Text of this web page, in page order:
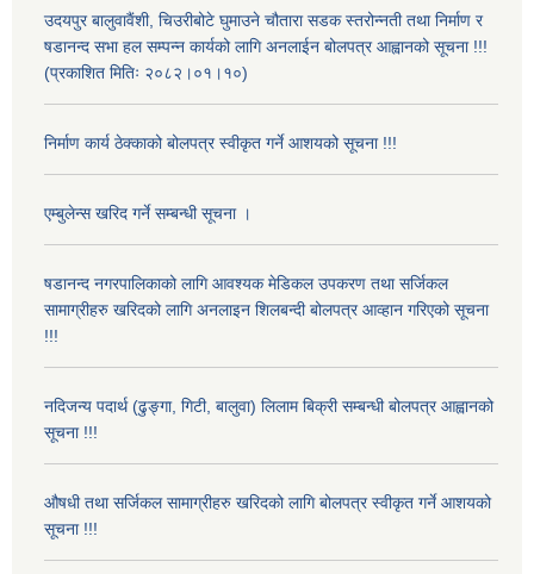
उदयपुर बालुवावैंशी, चिउरीबोटे घुमाउने चौतारा सडक स्तरोन्नती तथा निर्माण र
षडानन्द सभा हल सम्पन्न कार्यको लागि अनलाईन बोलपत्र आह्वानको सूचना !!!
(प्रकाशित मितिः २०८२।०१।१०)
निर्माण कार्य ठेक्काको बोलपत्र स्वीकृत गर्ने आशयको सूचना !!!
एम्बुलेन्स खरिद गर्ने सम्बन्धी सूचना ।
षडानन्द नगरपालिकाको लागि आवश्यक मेडिकल उपकरण तथा सर्जिकल
सामाग्रीहरु खरिदको लागि अनलाइन शिलबन्दी बोलपत्र आव्हान गरिएको सूचना
!!!
नदिजन्य पदार्थ (ढुङ्गा, गिटी, बालुवा) लिलाम बिक्री सम्बन्धी बोलपत्र आह्वानको
सूचना !!!
औषधी तथा सर्जिकल सामाग्रीहरु खरिदको लागि बोलपत्र स्वीकृत गर्ने आशयको
सूचना !!!